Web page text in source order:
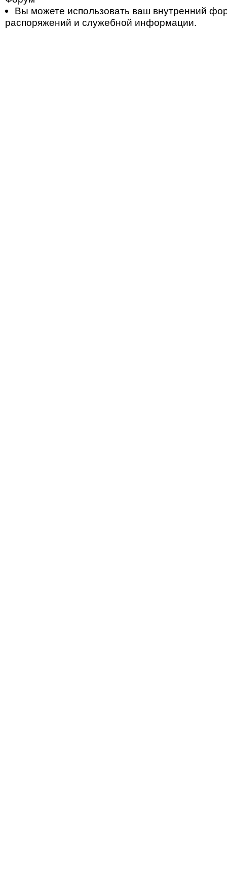
Вы можете использовать ваш внутренний
распоряжений и служебной информации.